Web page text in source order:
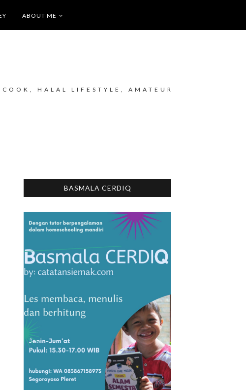
ABOUT ME
HALAL LIFESTYLE, AMATEUR
BASMALA CERDIQ